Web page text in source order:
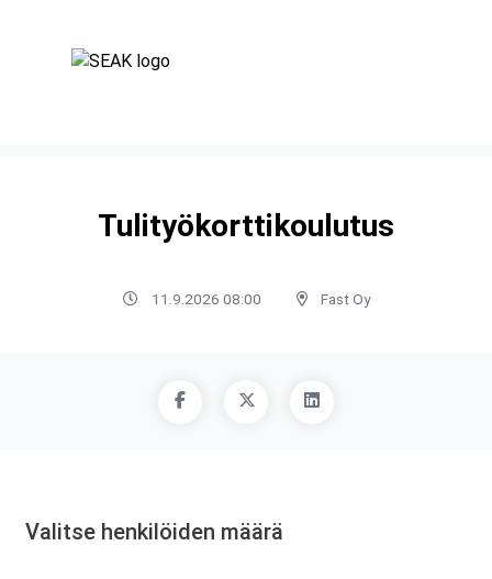
Tulityökorttikoulutus
11.9.2026 08:00 Fast Oy
Valitse henkilöiden määrä